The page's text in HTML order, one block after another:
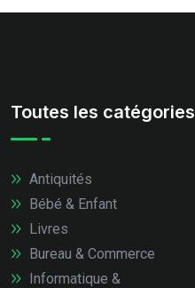
Toutes les catégories
Antiquités
Bébé & Enfant
Livres
Bureau & Commerce
Informatique &